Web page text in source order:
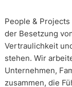
People &
der Besetzung
Vertraulichkeit
stehen. Wir
Unternehmen,
zusammen, die